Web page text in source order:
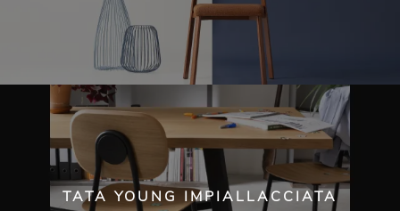
TATA YOUNG IMPIALLACCIATA